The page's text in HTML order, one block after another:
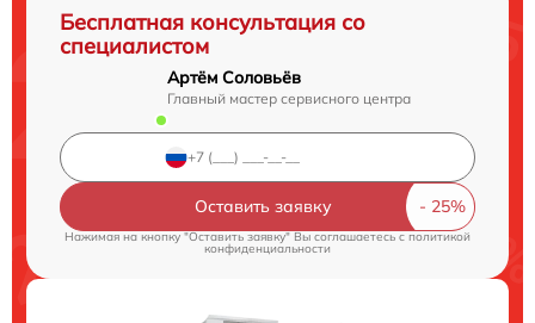
Бесплатная консультация со
специалистом
Артём Соловьёв
Главный мастер сервисного центра
Оставить заявку
Нажимая на кнопку "Оставить заявку" Вы соглашаетесь cполитикой
конфиденциальности